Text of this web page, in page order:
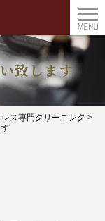
致します
ス専門クリーニング >